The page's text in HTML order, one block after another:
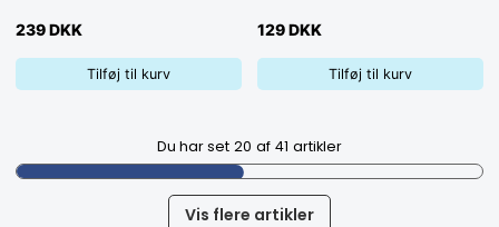
239 DKK
Tilføj til kurv
129 DKK
Tilføj til kurv
Du har set 20 af 41 artikler
Vis flere artikler